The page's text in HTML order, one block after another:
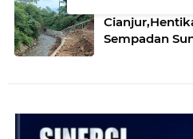
Forum
Sempadan